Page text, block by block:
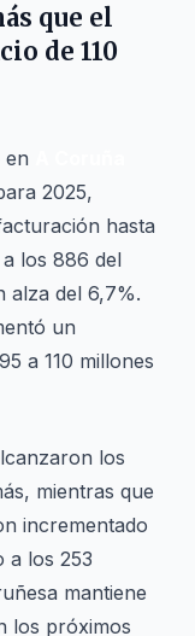
que el
de 110
en
2025,
hasta
los 886 del
alza del 6,7%.
un
a 110 millones
los
mientras que
incrementado
a los 253
mantiene
los próximos